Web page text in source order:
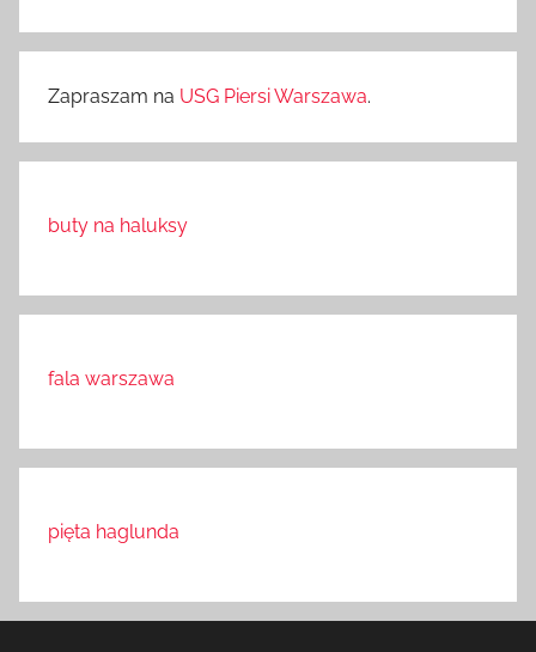
Zapraszam na USG Piersi Warszawa.
buty na haluksy
fala warszawa
pięta haglunda